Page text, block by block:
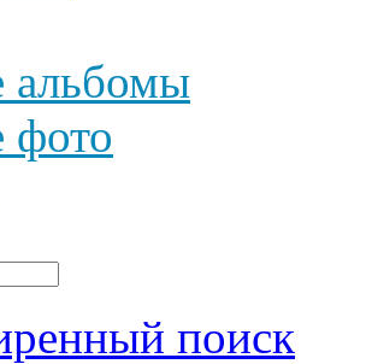
альбомы
фото
поиск